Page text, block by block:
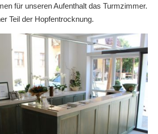
für unseren Aufenthalt das Turmzimmer.
Teil der Hopfentrocknung.